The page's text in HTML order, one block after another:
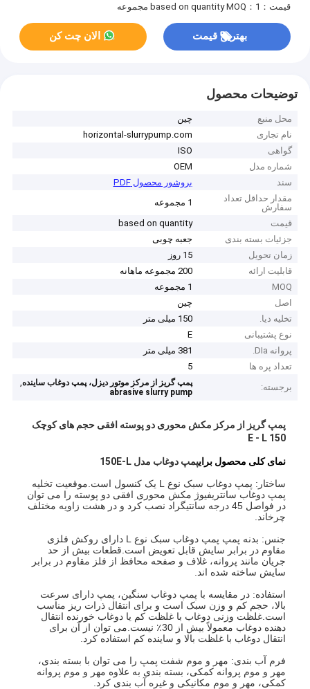
قیمت：based on quantity MOQ：1 مجموعه
بهترین قیمت الان چت کن
توضیحات محصول
محل منبع
چین
نام تجاری
horizontal-slurrypump.com
گواهی
ISO
شماره مدل
OEM
سند
بروشور محصول PDF
مقدار حداقل تعداد
سفارش
1 مجموعه
قیمت
based on quantity
جزئیات بسته بندی
جعبه چوبی
زمان تحویل
15 روز
قابلیت ارائه
200 مجموعه ماهانه
MOQ
1 مجموعه
اصل
چین
تخلیه دیا.
150 میلی متر
نوع پشتیبانی
E
پروانه DIa.
381 میلی متر
تعداد پره ها
5
برجسته:
پمپ گریز از مرکز موتور دیزل، پمپ دوغاب ساینده,
abrasive slurry pump
پمپ گریز از مرکز مکش محوری دو پوسته افقی حجم های کوچک
150 E - L
نمای کلی محصول برایپمپ دوغاب مدل 150E-L
ساختار: پمپ دوغاب سبک نوع L یک کنسول است.موقعیت تخلیه
پمپ دوغاب سانتریفیوژ مکش محوری افقی دو پوسته را می توان
در فواصل 45 درجه سانتیگراد نصب کرد و در هشت زاویه مختلف
چرخاند.
جنس: بدنه پمپ پمپ دوغاب سبک نوع L دارای روکش فلزی
مقاوم در برابر سایش قابل تعویض است.قطعات بیش از حد
جریان مانند پروانه، غلاف و صفحه محافظ از فلز مقاوم در برابر
سایش ساخته شده اند.
استفاده: در مقایسه با پمپ دوغاب سنگین، پمپ دارای سرعت
بالا، حجم کم و وزن سبک است و برای انتقال ذرات ریز مناسب
است.غلظت وزنی دوغاب با غلظت کم یا دوغاب خورنده انتقال
دهنده دوغاب معمولاً بیش از 30٪ نیست.می توان از آن برای
انتقال دوغاب با غلظت بالا و ساینده کم استفاده کرد.
فرم آب بندی: مهر و موم شفت پمپ را می توان با بسته بندی،
مهر و موم پروانه کمکی، بسته بندی به علاوه مهر و موم پروانه
کمکی، مهر و موم مکانیکی و غیره آب بندی کرد.